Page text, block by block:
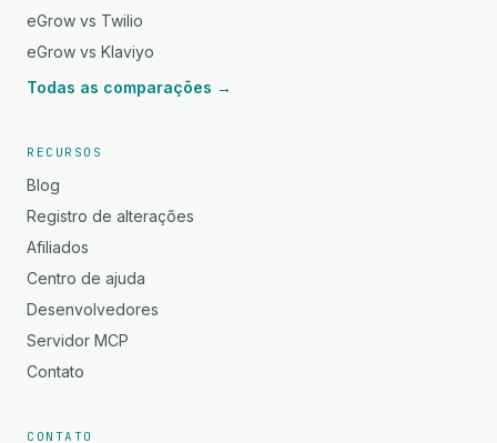
eGrow vs Twilio
eGrow vs Klaviyo
Todas as comparações →
RECURSOS
Blog
Registro de alterações
Afiliados
Centro de ajuda
Desenvolvedores
Servidor MCP
Contato
CONTATO